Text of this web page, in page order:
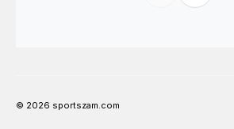
© 2026 sportszam.com